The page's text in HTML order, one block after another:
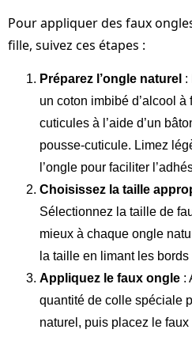
Pour appliquer des faux
fille, suivez ces étapes :
Préparez l’ongle naturel :
un coton imbibé d’alcool à
cuticules à l’aide d’un
pousse-cuticule. Limez
l’ongle pour faciliter
Choisissez la taille
Sélectionnez la taille de
mieux à chaque ongle
la taille en limant les
Appliquez le faux ongle :
quantité de colle spéciale
naturel, puis placez le